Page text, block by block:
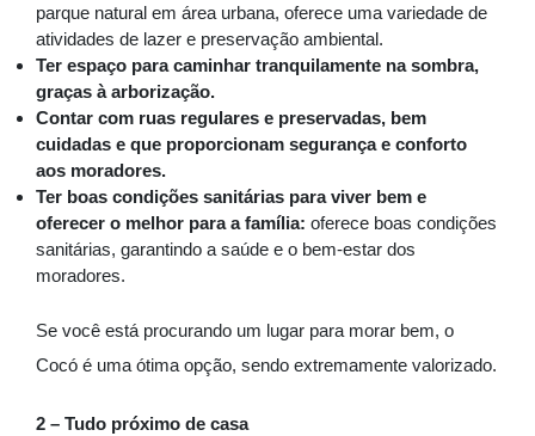
parque natural em área urbana, oferece uma variedade de
atividades de lazer e preservação ambiental.
Ter espaço para caminhar tranquilamente na sombra,
graças à arborização.
Contar com ruas regulares e preservadas, bem
cuidadas e que proporcionam segurança e conforto
aos moradores.
Ter boas condições sanitárias para viver bem e
oferecer o melhor para a família: oferece boas condições
sanitárias, garantindo a saúde e o bem-estar dos
moradores.
Se você está procurando um lugar para morar bem, o
Cocó é uma ótima opção, sendo extremamente valorizado.
2 – Tudo próximo de casa